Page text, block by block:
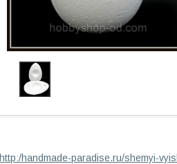
http:/handmade-paradise.ru/shemyi-